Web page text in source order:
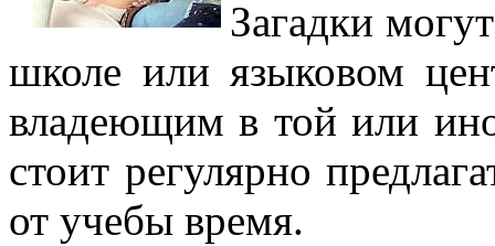
Загадки
школе или языковом
владеющим в той или
стоит регулярно
от учебы время.